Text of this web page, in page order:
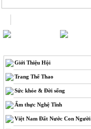
Giới Thiệu Hội
Trang Thể Thao
Sức khỏe & Đời sống
Ẩm thực Nghệ Tĩnh
Việt Nam Đất Nước Con Người